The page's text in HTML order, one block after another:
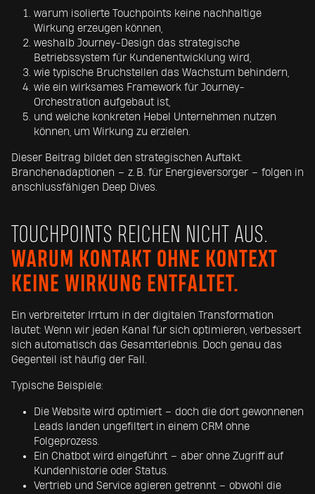
warum isolierte Touchpoints keine nachhaltige
Wirkung erzeugen können,
weshalb Journey-Design das strategische
Betriebssystem für Kundenentwicklung wird,
wie typische Bruchstellen das Wachstum behindern,
wie ein wirksames Framework für Journey-
Orchestration aufgebaut ist,
und welche konkreten Hebel Unternehmen nutzen
können, um Wirkung zu erzielen.
Dieser Beitrag bildet den strategischen Auftakt.
Branchenadaptionen – z. B. für Energieversorger – folgen in
anschlussfähigen Deep Dives.
TOUCHPOINTS REICHEN NICHT AUS.
WARUM KONTAKT OHNE KONTEXT
KEINE WIRKUNG ENTFALTET.
Ein verbreiteter Irrtum in der digitalen Transformation
lautet: Wenn wir jeden Kanal für sich optimieren, verbessert
sich automatisch das Gesamterlebnis. Doch genau das
Gegenteil ist häufig der Fall.
Typische Beispiele:
Die Website wird optimiert – doch die dort gewonnenen
Leads landen ungefiltert in einem CRM ohne
Folgeprozess.
Ein Chatbot wird eingeführt – aber ohne Zugriff auf
Kundenhistorie oder Status.
Vertrieb und Service agieren getrennt – obwohl die